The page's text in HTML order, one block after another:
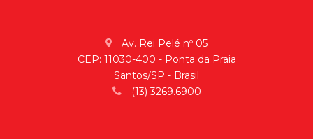
Av. Rei Pelé nº 05
CEP: 11030-400 - Ponta da Praia
Santos/SP - Brasil
(13) 3269.6900